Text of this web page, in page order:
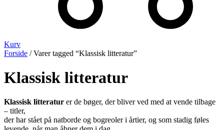
Kurv
Forside / Varer tagged “Klassisk litteratur”
Klassisk litteratur
Klassisk litteratur er de bøger, der bliver ved med at vende tilbage
– titler,
der har stået på natborde og bogreoler i årtier, og som stadig føles